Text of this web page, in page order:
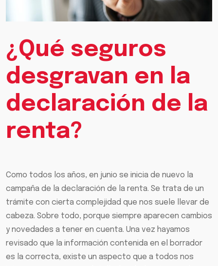
¿Qué seguros
desgravan en la
declaración de la
renta?
Como todos los años, en junio se inicia de nuevo la
campaña de la declaración de la renta. Se trata de un
trámite con cierta complejidad que nos suele llevar de
cabeza. Sobre todo, porque siempre aparecen cambios
y novedades a tener en cuenta. Una vez hayamos
revisado que la información contenida en el borrador
es la correcta, existe un aspecto que a todos nos